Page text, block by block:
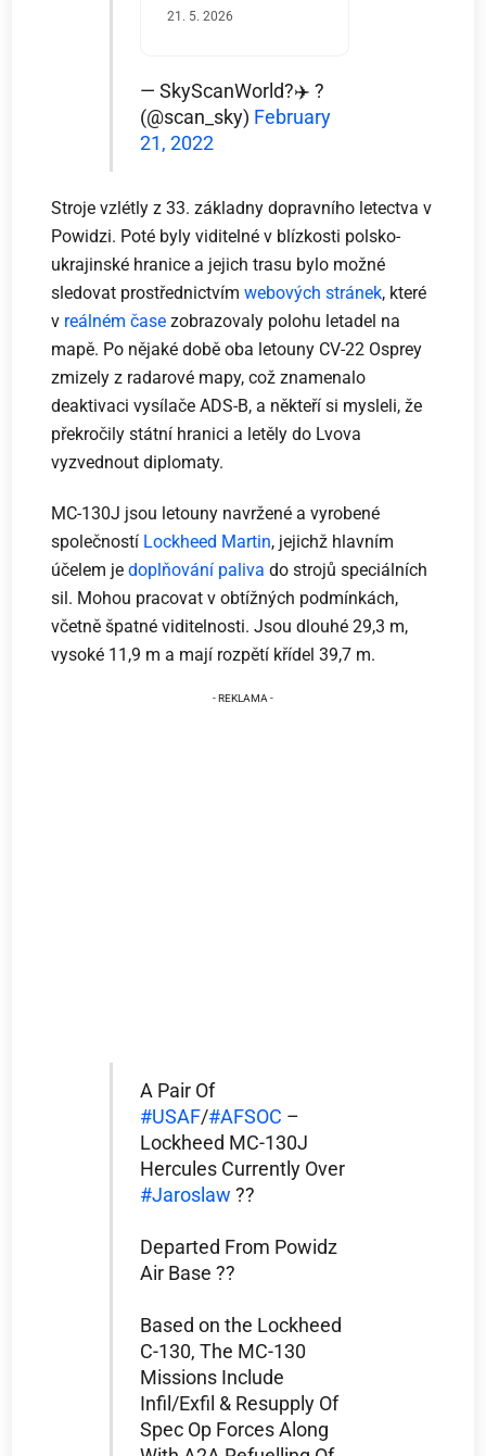
21. 5. 2026
— SkyScanWorld?️✈️ ?
(@scan_sky) February
21, 2022
Stroje vzlétly z 33. základny dopravního letectva v
Powidzi. Poté byly viditelné v blízkosti polsko-
ukrajinské hranice a jejich trasu bylo možné
sledovat prostřednictvímwebových stránek, které
v reálném čase zobrazovaly polohu letadel na
mapě. Po nějaké době oba letouny CV-22 Osprey
zmizely z radarové mapy, což znamenalo
deaktivaci vysílače ADS-B, a někteří si mysleli, že
překročily státní hranici a letěly do Lvova
vyzvednout diplomaty.
MC-130J jsou letouny navržené a vyrobené
společností Lockheed Martin, jejichž hlavním
účelem jedoplňování paliva do strojů speciálních
sil. Mohou pracovat v obtížných podmínkách,
včetně špatné viditelnosti. Jsou dlouhé 29,3 m,
vysoké 11,9 m a mají rozpětí křídel 39,7 m.
A Pair Of
#USAF/#AFSOC –
Lockheed MC-130J
Hercules Currently Over
#Jaroslaw ??
Departed From Powidz
Air Base ??
Based on the Lockheed
C-130, The MC-130
Missions Include
Infil/Exfil & Resupply Of
Spec Op Forces Along